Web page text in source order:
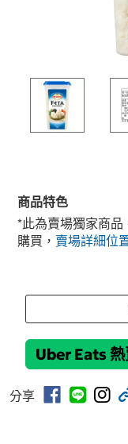
商品特色
*此為賣場獨家商
購買， 賣場詳細位
Uber Eats 熱
分享